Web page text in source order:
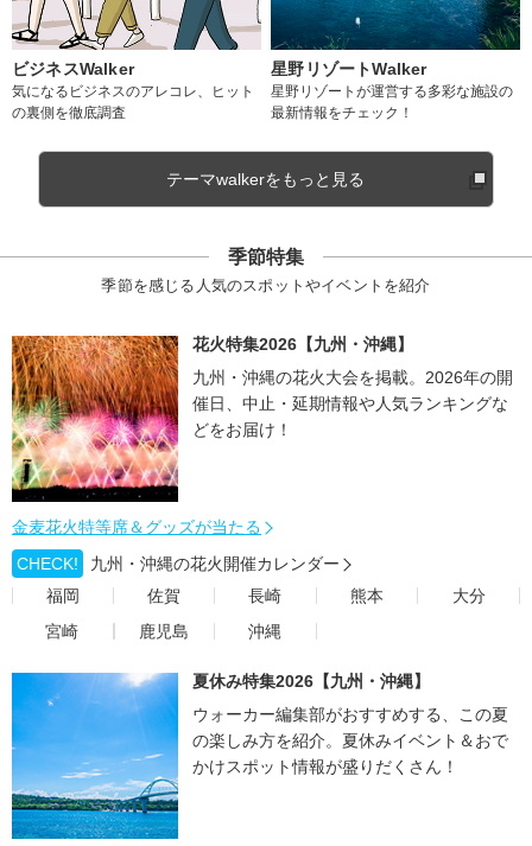
ビジネスWalker
気になるビジネスのアレコレ、ヒット
の裏側を徹底調査
星野リゾートWalker
星野リゾートが運営する多彩な施設の
最新情報をチェック！
テーマwalkerをもっと見る
季節特集
季節を感じる人気のスポットやイベントを紹介
花火特集2026【九州・沖縄】
九州・沖縄の花火大会を掲載。2026年の開
催日、中止・延期情報や人気ランキングな
どをお届け！
金麦花火特等席＆グッズが当たる
CHECK!
九州・沖縄の花火開催カレンダー
福岡
佐賀 長崎 熊本
大分
宮崎
鹿児島 沖縄
夏休み特集2026【九州・沖縄】
ウォーカー編集部がおすすめする、この夏
の楽しみ方を紹介。夏休みイベント＆おで
かけスポット情報が盛りだくさん！